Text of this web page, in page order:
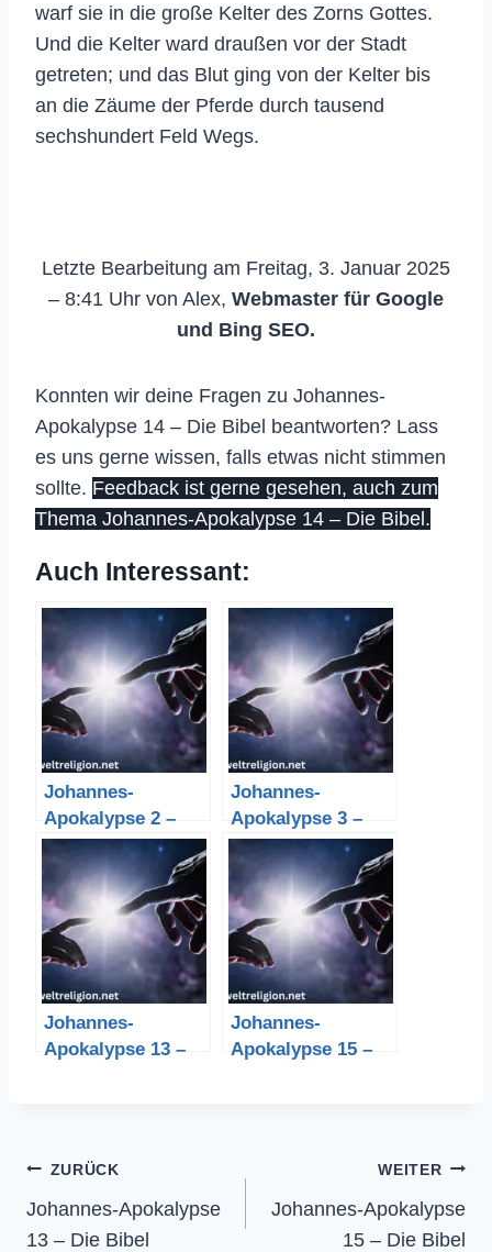
warf sie in die große Kelter des Zorns Gottes.
Und die Kelter ward draußen vor der Stadt
getreten; und das Blut ging von der Kelter bis
an die Zäume der Pferde durch tausend
sechshundert Feld Wegs.
Letzte Bearbeitung am Freitag, 3. Januar 2025
– 8:41 Uhr von Alex, Webmaster für Google
und Bing SEO.
Konnten wir deine Fragen zu Johannes-
Apokalypse 14 – Die Bibel beantworten? Lass
es uns gerne wissen, falls etwas nicht stimmen
sollte. Feedback ist gerne gesehen, auch zum
Thema Johannes-Apokalypse 14 – Die Bibel.
Auch Interessant:
Johannes-
Apokalypse 2 –
Die Bibel
Johannes-
Apokalypse 3 –
Die Bibel
Johannes-
Apokalypse 13 –
Johannes-
Apokalypse 15 –
Beitragsnavigation
ZURÜCK
Johannes-Apokalypse
13 – Die Bibel
WEITER
Johannes-Apokalypse
15 – Die Bibel